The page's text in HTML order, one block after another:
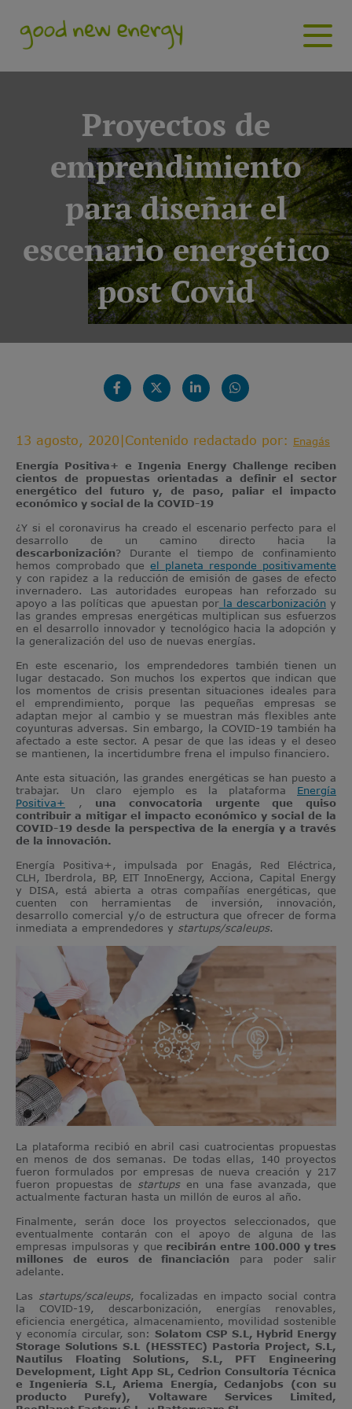
Proyectos de
emprendimiento
para diseñar el
escenario energético
post Covid
13 agosto, 2020 Contenido redactado por: Enagás
Energía Positiva+ e Ingenia Energy Challenge reciben
cientos de propuestas orientadas a definir el sector
energético del futuro y, de paso, paliar el impacto
económico y social de la COVID-19
¿Y si el coronavirus ha creado el escenario perfecto para el
desarrollo de un camino directo hacia la
descarbonización? Durante el tiempo de confinamiento
hemos comprobado que el planeta responde positivamente
y con rapidez a la reducción de emisión de gases de efecto
invernadero. Las autoridades europeas han reforzado su
apoyo a las políticas que apuestan porla descarbonización y
las grandes empresas energéticas multiplican sus esfuerzos
en el desarrollo innovador y tecnológico hacia la adopción y
la generalización del uso de nuevas energías.
En este escenario, los emprendedores también tienen un
lugar destacado. Son muchos los expertos que indican que
los momentos de crisis presentan situaciones ideales para
el emprendimiento, porque las pequeñas empresas se
adaptan mejor al cambio y se muestran más flexibles ante
coyunturas adversas. Sin embargo, la COVID-19 también ha
afectado a este sector. A pesar de que las ideas y el deseo
se mantienen, la incertidumbre frena el impulso financiero.
Ante esta situación, las grandes energéticas se han puesto a
trabajar. Un claro ejemplo es la plataforma Energía
Positiva+ , una convocatoria urgente que quiso
contribuir a mitigar el impacto económico y social de la
COVID-19 desde la perspectiva de la energía y a través
de la innovación.
Energía Positiva+, impulsada por Enagás, Red Eléctrica,
CLH, Iberdrola, BP, EIT InnoEnergy, Acciona, Capital Energy
y DISA, está abierta a otras compañías energéticas, que
cuenten con herramientas de inversión, innovación,
desarrollo comercial y/o de estructura que ofrecer de forma
inmediata a emprendedores y startups/scaleups.
La plataforma recibió en abril casi cuatrocientas propuestas
en menos de dos semanas. De todas ellas, 140 proyectos
fueron formulados por empresas de nueva creación y 217
fueron propuestas de startupsen una fase avanzada, que
actualmente facturan hasta un millón de euros al año.
Finalmente, serán doce los proyectos seleccionados, que
eventualmente contarán con el apoyo de alguna de las
empresas impulsoras y que recibirán entre 100.000 y tres
millones de euros de financiación para poder salir
adelante.
Las startups/scaleups, focalizadas en impacto social contra
la COVID-19, descarbonización, energías renovables,
eficiencia energética, almacenamiento, movilidad sostenible
y economía circular, son: Solatom CSP S.L, Hybrid Energy
Storage Solutions S.L (HESSTEC) Pastoria Project, S.L,
Nautilus Floating Solutions, S.L, PFT Engineering
Development, Light App SL, Cedrion Consultoría Técnica
e Ingeniería S.L, Ariema Energía, Cedanjobs (con su
producto Purefy), Voltaware Services Limited,